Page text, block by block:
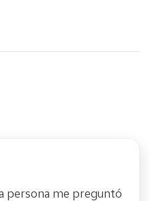
persona me preguntó